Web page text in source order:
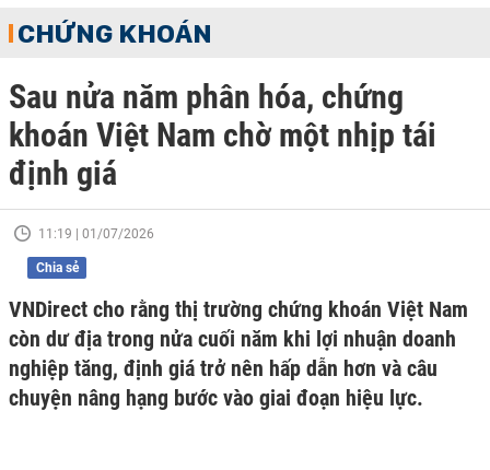
CHỨNG KHOÁN
Sau nửa năm phân hóa, chứng
khoán Việt Nam chờ một nhịp tái
định giá
11:19 | 01/07/2026
Chia sẻ
VNDirect cho rằng thị trường chứng khoán Việt Nam
còn dư địa trong nửa cuối năm khi lợi nhuận doanh
nghiệp tăng, định giá trở nên hấp dẫn hơn và câu
chuyện nâng hạng bước vào giai đoạn hiệu lực.